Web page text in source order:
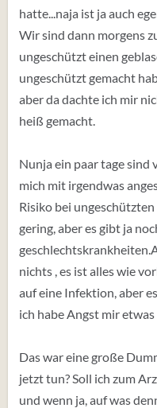
hatte...naja ist ja auch
Wir sind dann morgens
ungeschützt einen
ungeschützt gemacht
aber da dachte ich mir
heiß gemacht.
Nunja ein paar tage sind
mich mit irgendwas
Risiko bei
gering, aber es gibt ja
nichts , es ist alles wie
auf eine Infektion, aber
ich habe Angst mir
Das war eine große
jetzt tun? Soll ich zum
und wenn ja, auf was